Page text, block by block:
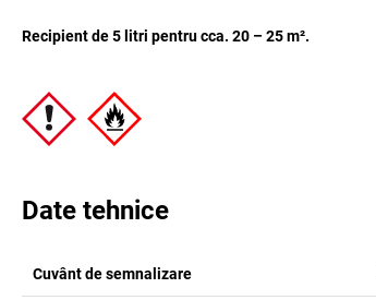
Recipient de 5 litri pentru cca. 20 – 25 m².
Date tehnice
Cuvânt de semnalizare